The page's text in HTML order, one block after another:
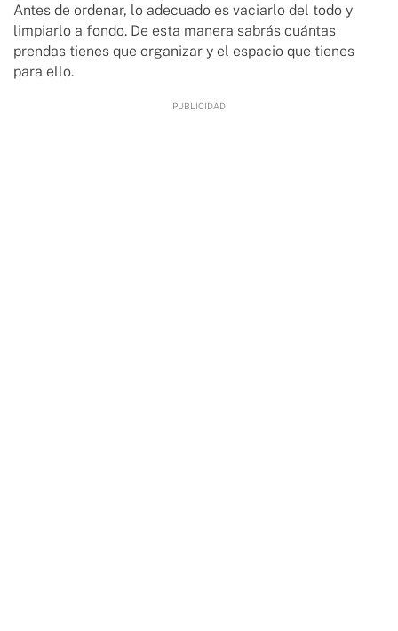
Antes de ordenar, lo adecuado es vaciarlo del todo y
limpiarlo a fondo. De esta manera sabrás cuántas
prendas tienes que organizar y el espacio que tienes
para ello.